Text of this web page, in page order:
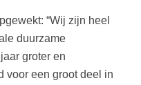
“Wij zijn heel
duurzame
groter en
voor een groot deel in